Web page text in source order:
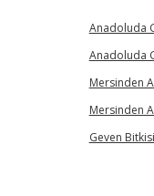
Anadoluda
Anadoluda
Mersinden
Mersinden
Geven